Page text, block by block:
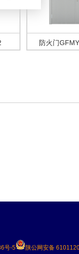
防火门
号-5 陕公网安备